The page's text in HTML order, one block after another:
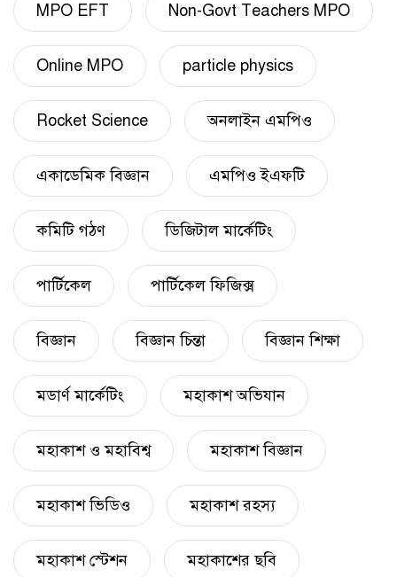
MPO EFT Non-Govt Teachers MPO
Online MPO particle physics
Rocket Science অনলাইন এমপিও
একাডেমিক বিজ্ঞান এমপিও ইএফটি
কমিটি গঠণ ডিজিটাল মার্কেটিং
পার্টিকেল পার্টিকেল ফিজিক্স
বিজ্ঞান বিজ্ঞান চিন্তা বিজ্ঞান শিক্ষা
মডার্ণ মার্কেটিং মহাকাশ অভিযান
মহাকাশ ও মহাবিশ্ব মহাকাশ বিজ্ঞান
মহাকাশ ভিডিও মহাকাশ রহস্য
মহাকাশ স্টেশন মহাকাশের ছবি